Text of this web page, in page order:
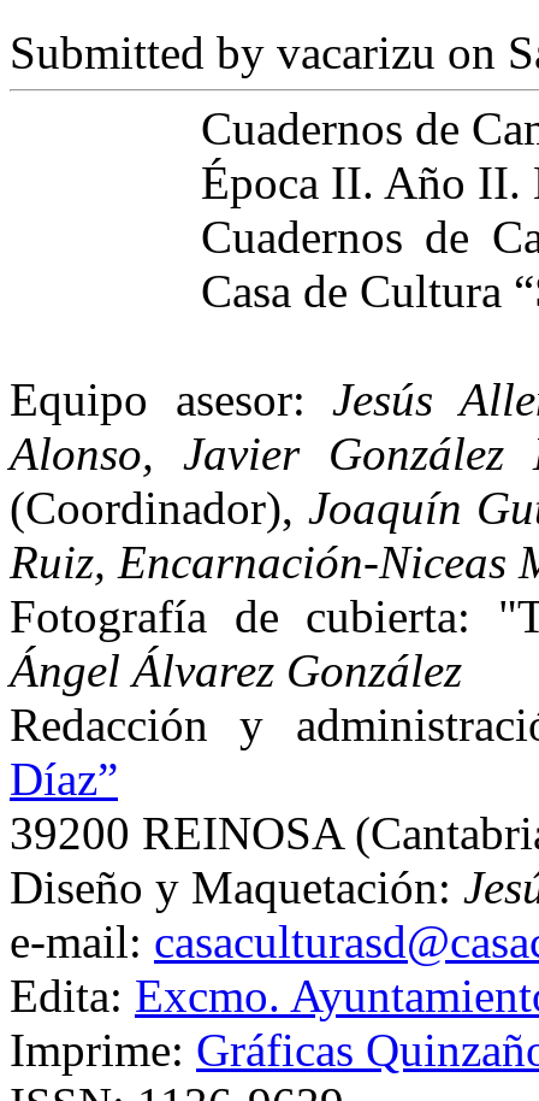
Submitted by vacarizu on
Cuadernos de
Época II. Año II.
Cuadernos de
Casa de Cultura
Equipo asesor: Jesús
Alonso, Javier
(Coordinador), Joaquín
Ruiz, Encarnación-Niceas
Fotografía de cubierta:
Ángel Álvarez González
Redacción y
Díaz”
39200 REINOSA
Diseño y Maquetación:
e-mail:
Edita: Excmo.
Imprime: Gráficas